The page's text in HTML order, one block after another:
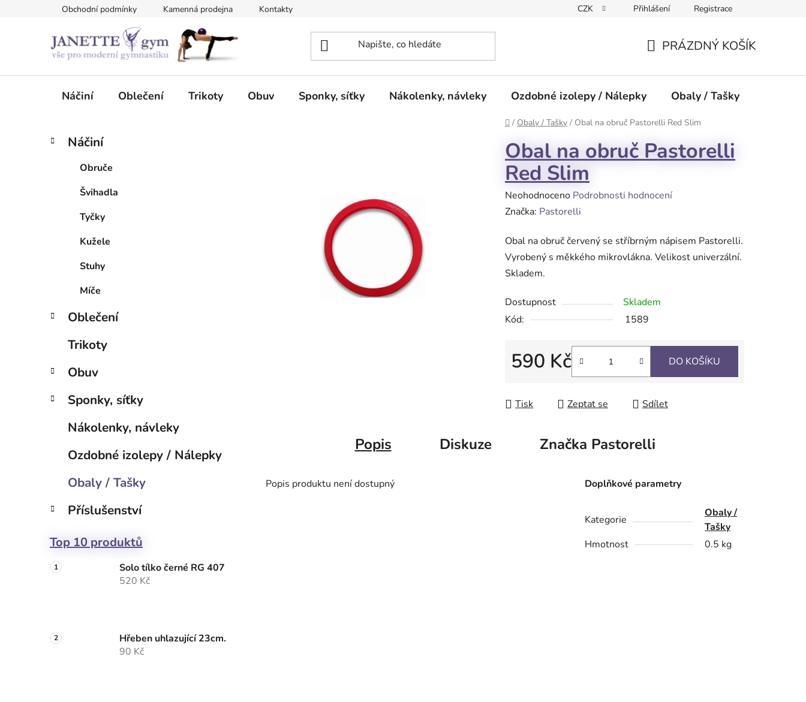
Obchodní podmínky Kamenná prodejna Kontakty CZK Přihlášení Registrace
KOŠÍK
PRÁZDNÝ KOŠÍK
Náčiní Oblečení Trikoty Obuv Sponky, síťky Nákolenky, návleky Ozdobné izolepy / Nálepky Obaly / Tašky
Domů
/ Obaly / Tašky / Obal na obruč Pastorelli Red Slim
P
e
Přeskočit
kategorie
K
a
Náčiní
Obruče
Švihadla
Tyčky
Kužele
Stuhy
Míče
Oblečení
Trikoty
Obuv
Sponky, síťky
Nákolenky, návleky
Ozdobné izolepy / Nálepky
Obaly / Tašky
Příslušenství
Top 10 produktů
Solo tílko černé RG 407
520 Kč
Hřeben uhlazující 23cm.
90 Kč
Obal na obruč Pastorelli
Red Slim
Průměrné
hodnocení
je
0,0
z
hvězdiček.
Neohodnoceno Podrobnosti hodnocení
Značka: Pastorelli
Obal na obruč červený se stříbrným nápisem Pastorelli.
Vyrobený s měkkého mikrovlákna. Velikost univerzální.
Skladem.
Dostupnost
Skladem
Kód:
1589
590 Kč DO KOŠÍKU
Tisk Zeptat se Sdílet
Popis Diskuze Značka Pastorelli
Popis produktu není dostupný Doplňkové parametry
Kategorie
Obaly /
Tašky
Hmotnost
0.5 kg